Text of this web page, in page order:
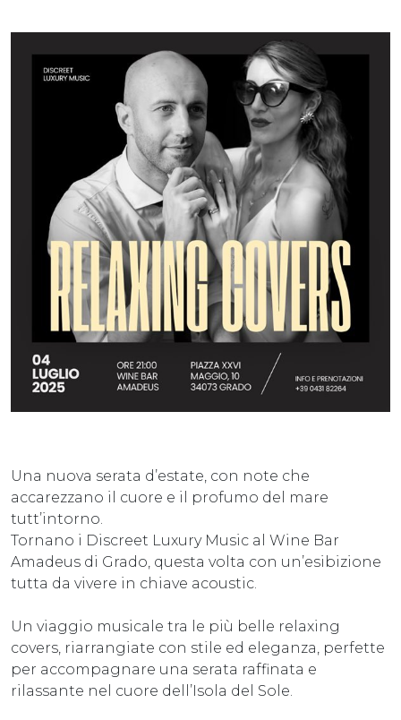
Una nuova serata d’estate, con note che
accarezzano il cuore e il profumo del mare
tutt’intorno.
Tornano i Discreet Luxury Music al Wine Bar
Amadeus di Grado, questa volta con un’esibizione
tutta da vivere in chiave acoustic.
Un viaggio musicale tra le più belle relaxing
covers, riarrangiate con stile ed eleganza, perfette
per accompagnare una serata raffinata e
rilassante nel cuore dell’Isola del Sole.